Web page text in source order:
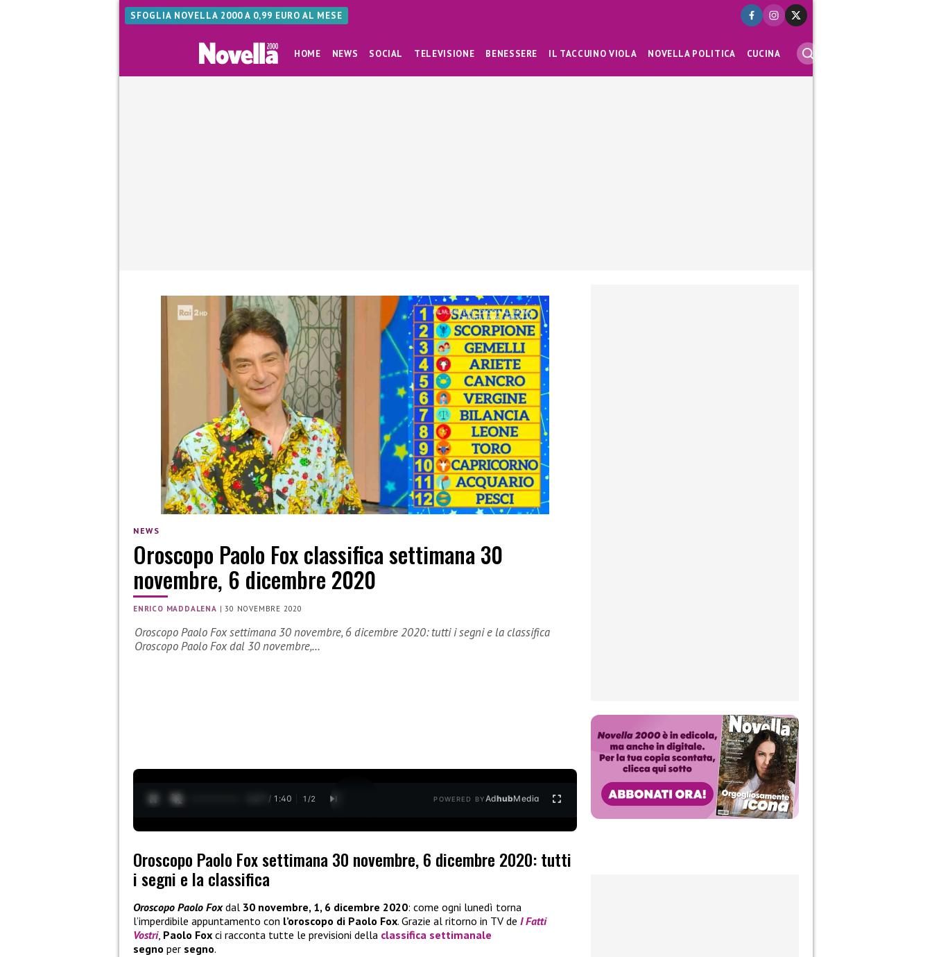
SFOGLIA NOVELLA 2000 A 0,99 EURO AL MESE
HOME NEWS SOCIAL TELEVISIONE BENESSERE IL TACCUINO VIOLA NOVELLA POLITICA CUCINA
NEWS
Oroscopo Paolo Fox classifica settimana 30
novembre, 6 dicembre 2020
ENRICO MADDALENA |30 NOVEMBRE 2020
Oroscopo Paolo Fox settimana 30 novembre, 6 dicembre 2020: tutti i segni e la classifica
Oroscopo Paolo Fox dal 30 novembre,…
0:28 / 1:40 1 /2 POWERED BYAdhubMedia
Oroscopo Paolo Fox settimana 30 novembre, 6 dicembre 2020: tutti
i segni e la classifica
Oroscopo Paolo Foxdal 30 novembre, 1, 6 dicembre 2020: come ogni lunedì torna
l’imperdibile appuntamento con l’oroscopo di Paolo Fox. Grazie al ritorno in TV de I Fatti
Vostri, Paolo Fox ci racconta tutte le previsioni della classifica settimanale
segno per segno.